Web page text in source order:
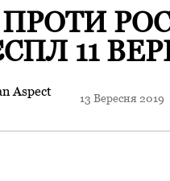
ПРОТИ
11
Aspect 13 Вересня 2019